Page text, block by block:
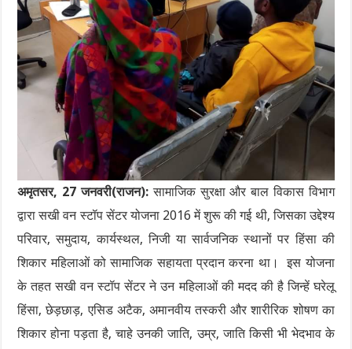
अमृतसर, 27 जनवरी(राजन):सामाजिक सुरक्षा और बाल विकास विभाग
द्वारा सखी वन स्टॉप सेंटर योजना 2016 में शुरू की गई थी, जिसका उद्देश्य
परिवार, समुदाय, कार्यस्थल, निजी या सार्वजनिक स्थानों पर हिंसा की
शिकार महिलाओं को सामाजिक सहायता प्रदान करना था। इस योजना
के तहत सखी वन स्टॉप सेंटर ने उन महिलाओं की मदद की है जिन्हें घरेलू
हिंसा, छेड़छाड़, एसिड अटैक, अमानवीय तस्करी और शारीरिक शोषण का
शिकार होना पड़ता है, चाहे उनकी जाति, उम्र, जाति किसी भी भेदभाव के